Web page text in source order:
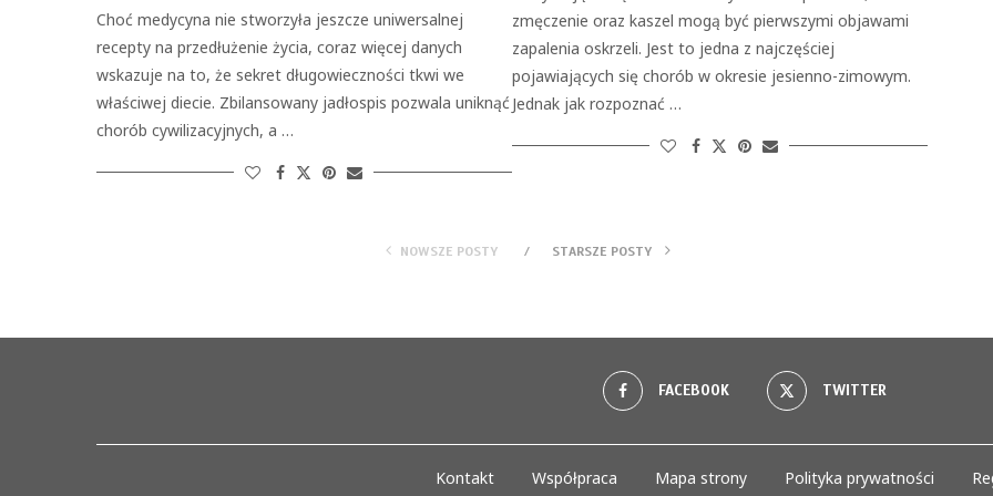
Choć medycyna nie stworzyła jeszcze uniwersalnej
recepty na przedłużenie życia, coraz więcej danych
wskazuje na to, że sekret długowieczności tkwi we
właściwej diecie. Zbilansowany jadłospis pozwala uniknąć
chorób cywilizacyjnych, a …
zmęczenie oraz kaszel mogą być pierwszymi objawami
zapalenia oskrzeli. Jest to jedna z najczęściej
pojawiających się chorób w okresie jesienno-zimowym.
Jednak jak rozpoznać …
NOWSZE POSTY STARSZE POSTY
FACEBOOK TWITTER
Kontakt Współpraca Mapa strony Polityka prywatności